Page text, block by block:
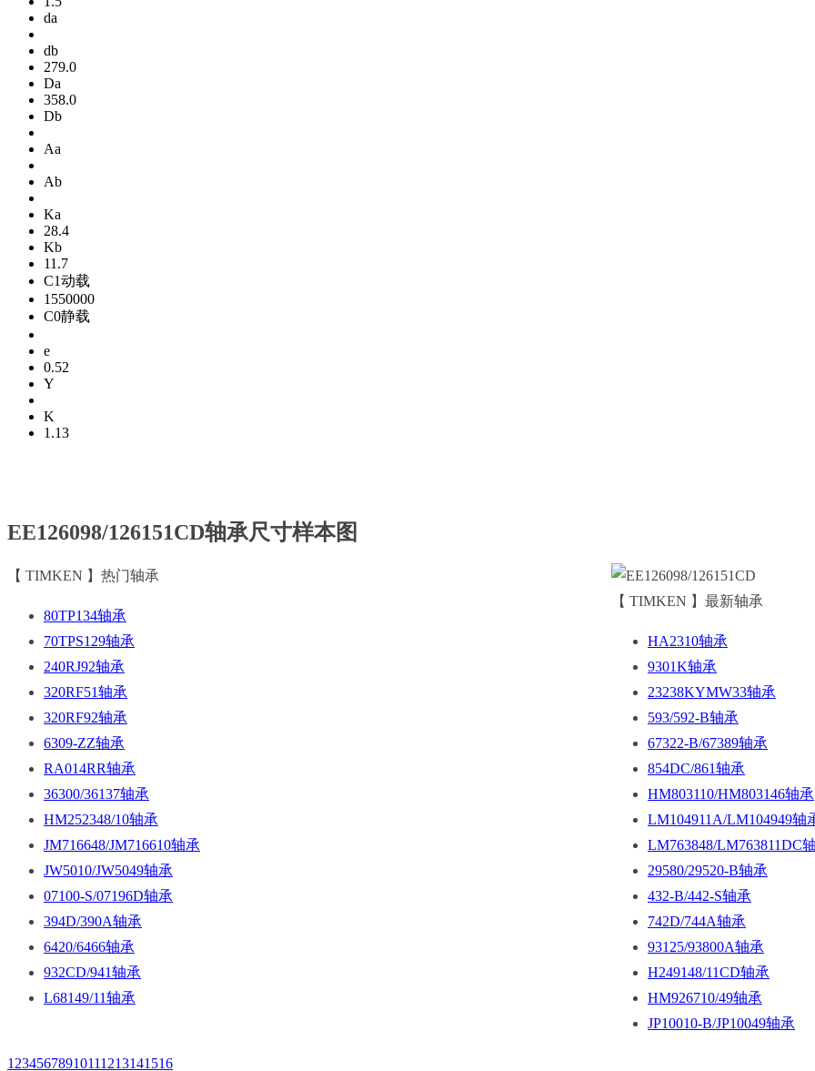
da
db
279.0
Da
358.0
Db
Aa
Ab
Ka
28.4
Kb
11.7
C1动载
1550000
C0静载
e
0.52
Y
K
1.13
EE126098/126151CD轴承尺寸样本图
【 TIMKEN 】热门轴承
80TP134轴承
70TPS129轴承
240RJ92轴承
320RF51轴承
320RF92轴承
6309-ZZ轴承
RA014RR轴承
36300/36137轴承
HM252348/10轴承
JM716648/JM716610轴承
JW5010/JW5049轴承
07100-S/07196D轴承
394D/390A轴承
6420/6466轴承
932CD/941轴承
L68149/11轴承
【 TIMKEN 】最新轴承
HA2310轴承
9301K轴承
23238KYMW33轴承
593/592-B轴承
67322-B/67389轴承
854DC/861轴承
HM803110/HM803146轴承
LM104911A/LM104949轴
LM763848/LM763811DC
29580/29520-B轴承
432-B/442-S轴承
742D/744A轴承
93125/93800A轴承
H249148/11CD轴承
HM926710/49轴承
JP10010-B/JP10049轴承
1 2345678910111213141516